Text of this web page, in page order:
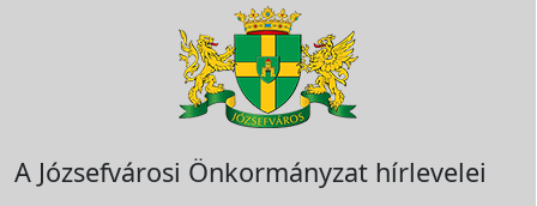
A Józsefvárosi Önkormányzat hírlevelei